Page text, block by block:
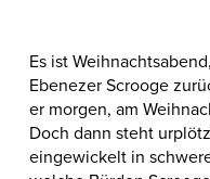
Es ist
Ebenezer Scrooge
er morgen, am
Doch dann steht
eingewickelt in